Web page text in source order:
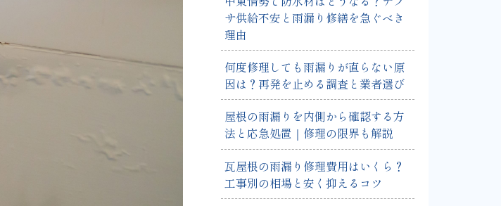
サ供給不安と雨漏り修繕を急ぐべき
理由
何度修理しても雨漏りが直らない原
因は？再発を止める調査と業者選び
屋根の雨漏りを内側から確認する方
法と応急処置｜修理の限界も解説
瓦屋根の雨漏り修理費用はいくら？
工事別の相場と安く抑えるコツ